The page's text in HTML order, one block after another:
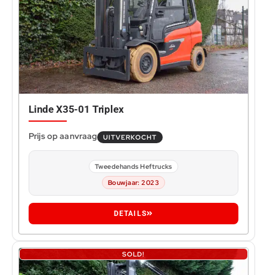
Linde X35-01 Triplex
UITVERKOCHT
Tweedehands Heftrucks
Bouwjaar: 2023
DETAILS
SOLD!